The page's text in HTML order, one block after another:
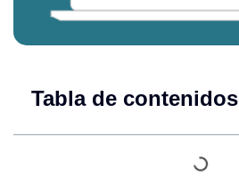
Tabla de contenidos